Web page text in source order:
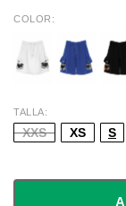
COLOR
TALLA
XXS XS S